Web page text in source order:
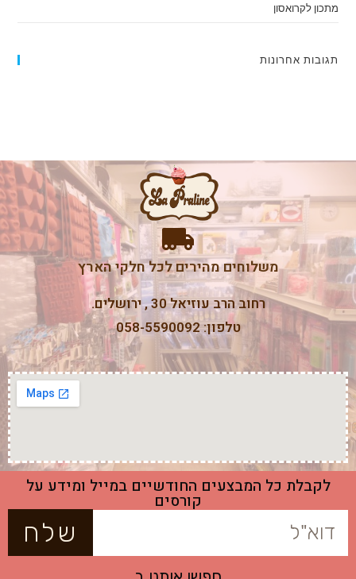
מתכון לקרואסון
תגובות אחרונות
משלוחים מהירים לכל חלקי הארץ
רחוב הרב עוזיאל 30 , ירושלים.
טלפון: 058-5590092
לקבלת כל המבצעים החודשיים במייל ומידע על
קורסים
שלח